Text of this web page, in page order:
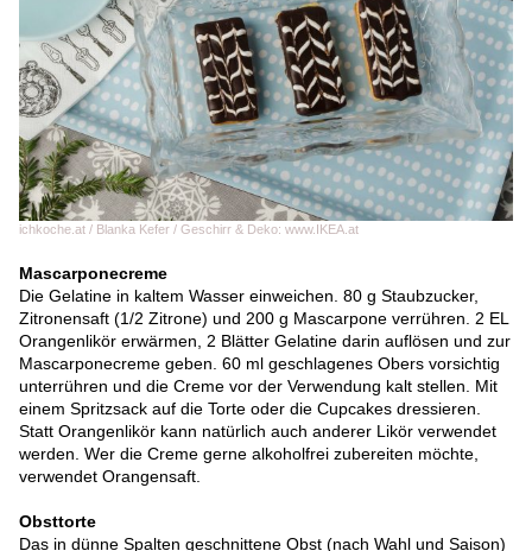
ichkoche.at / Blanka Kefer / Geschirr & Deko: www.IKEA.at
Mascarponecreme
Die Gelatine in kaltem Wasser einweichen. 80 g Staubzucker,
Zitronensaft (1/2 Zitrone) und 200 g Mascarpone verrühren. 2 EL
Orangenlikör erwärmen, 2 Blätter Gelatine darin auflösen und zur
Mascarponecreme geben. 60 ml geschlagenes Obers vorsichtig
unterrühren und die Creme vor der Verwendung kalt stellen. Mit
einem Spritzsack auf die Torte oder die Cupcakes dressieren.
Statt Orangenlikör kann natürlich auch anderer Likör verwendet
werden. Wer die Creme gerne alkoholfrei zubereiten möchte,
verwendet Orangensaft.
Obsttorte
Das in dünne Spalten geschnittene Obst (nach Wahl und Saison)